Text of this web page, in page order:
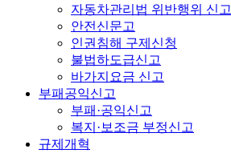
자동차관리법 위반행위 신고
안전신문고
인권침해 구제신청
불법하도급신고
바가지요금 신고
부패공익신고
부패·공익신고
복지·보조금 부정신고
규제개혁